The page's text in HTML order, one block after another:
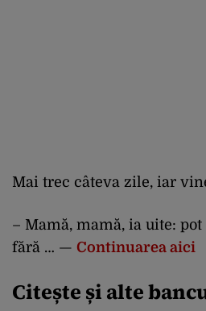
Mai trec câteva zile, iar
– Mamă, mamă, ia uite:
fără … — Continuarea aici
Citește și alte